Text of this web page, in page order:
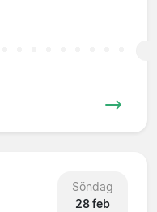
Söndag
28 feb